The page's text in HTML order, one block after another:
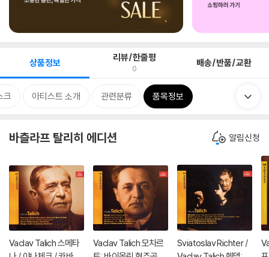
상품정보 리뷰/한줄평
0 배송/반품/교환
크 아티스트 소개 관련분류 품목정보
바츨라프 탈리히 에디션 알림신청
Vaclav Talich 스메타
Vaclav Talich 모차르
Sviatoslav Richter /